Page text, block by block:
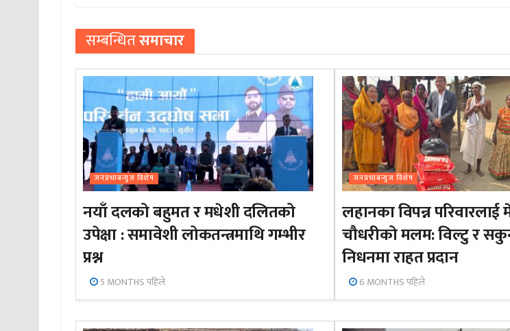
सम्बन्धितसमाचार
जनप्रभाबन्युज विशेष
नयाँ दलको बहुमत र मधेशी दलितको
उपेक्षा : समावेशी लोकतन्त्रमाथि गम्भीर
प्रश्न
5 MONTHS पहिले
जनप्रभाबन्युज विशेष
लहानका विपन्न परिवारलाई
चौधरीको मलम: विल्टु र
निधनमा राहत प्रदान
6 MONTHS पहिले